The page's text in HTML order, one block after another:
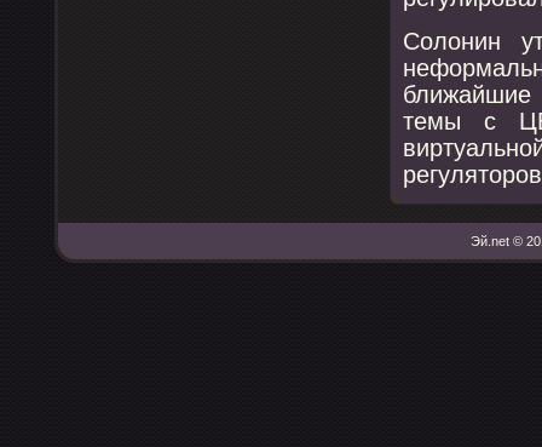
Солонин
ближайшие
темы с
Эй.net ©